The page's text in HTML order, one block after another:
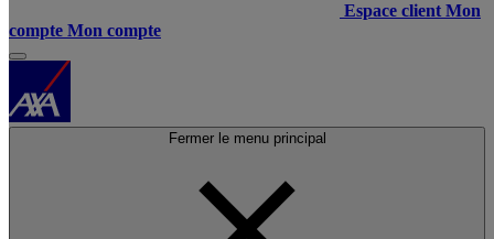
Espace client Mon
compte Mon compte
Fermer le menu principal